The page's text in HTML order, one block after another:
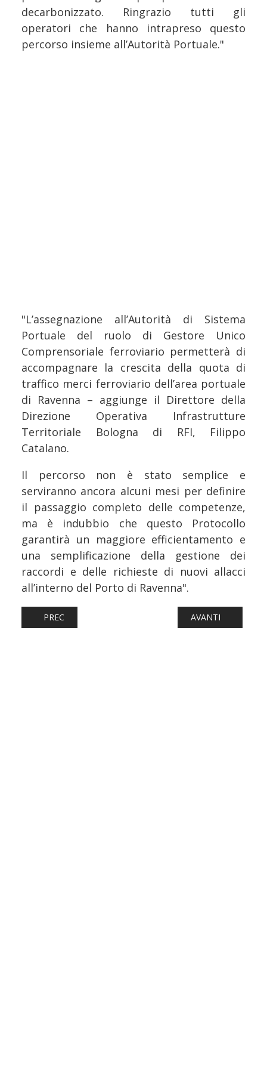
decarbonizzato. Ringrazio tutti gli
operatori che hanno intrapreso questo
percorso insieme all’Autorità Portuale."
"L’assegnazione all’Autorità di Sistema
Portuale del ruolo di Gestore Unico
Comprensoriale ferroviario permetterà di
accompagnare la crescita della quota di
traffico merci ferroviario dell’area portuale
di Ravenna – aggiunge il Direttore della
Direzione Operativa Infrastrutture
Territoriale Bologna di RFI, Filippo
Catalano.
Il percorso non è stato semplice e
serviranno ancora alcuni mesi per definire
il passaggio completo delle competenze,
ma è indubbio che questo Protocollo
garantirà un maggiore efficientamento e
una semplificazione della gestione dei
raccordi e delle richieste di nuovi allacci
all’interno del Porto di Ravenna".
ARTICOLO PRECEDENTE: FERROVIE: INCONTRO TRA
PREC ARTICOLO
AVANTI